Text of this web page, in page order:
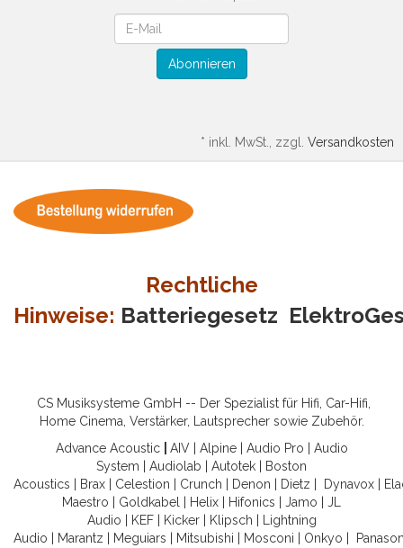
Abonnieren
* inkl. MwSt., zzgl. Versandkosten
Rechtliche
Hinweise: Batteriegesetz
CS Musiksysteme GmbH -- Der Spezialist für Hifi, Car-Hifi,
Home Cinema, Verstärker, Lautsprecher sowie Zubehör.
Advance Acoustic
AIV| Alpine| Audio Pro
Audio
System
Audiolab Autotek
Boston
Acoustics
Brax Celestion Crunch Denon Dietz Dynavox
Maestro
Goldkabel Helix Hifonics Jamo
JL
Audio
KEF| Kicker| Klipsch
Lightning
Audio
Marantz Meguiars Mitsubishi Mosconi Onkyo